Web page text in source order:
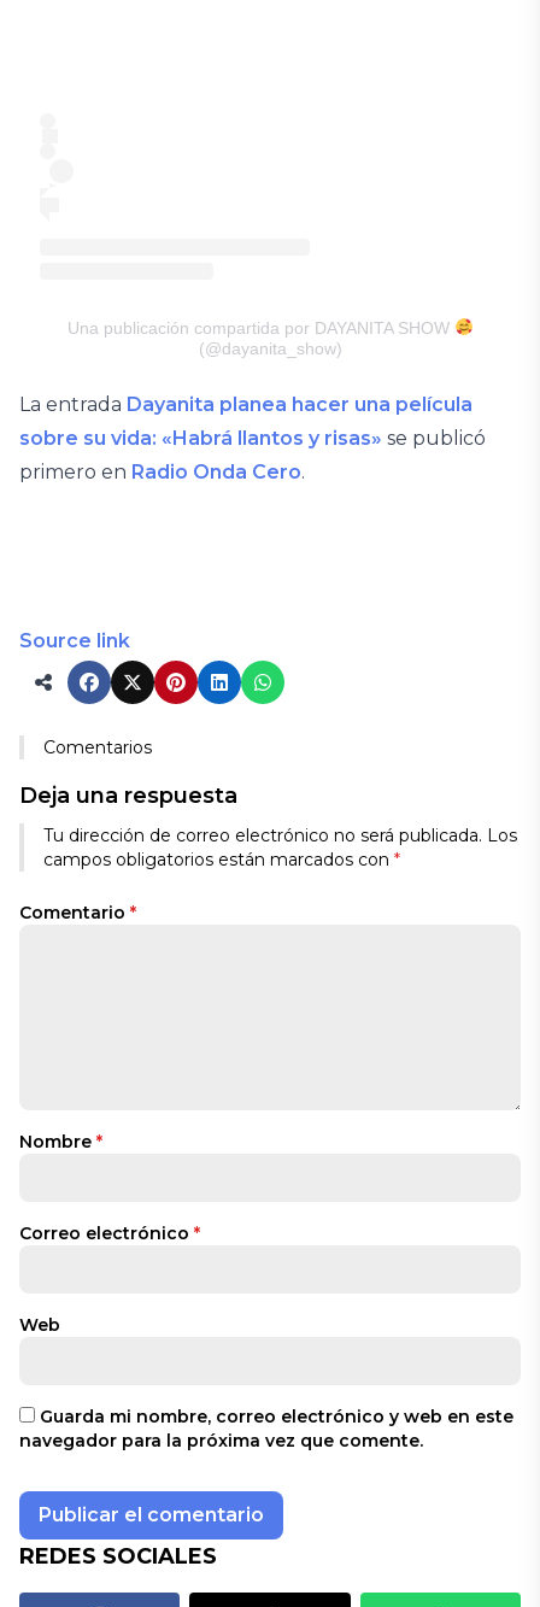
Una publicación compartida por DAYANITA SHOW
(@dayanita_show)
La entrada Dayanita planea hacer una película
sobre su vida: «Habrá llantos y risas» se publicó
primero en Radio Onda Cero.
Source link
Comentarios
Deja una respuesta
Tu dirección de correo electrónico no será publicada. Los
campos obligatorios están marcados con *
Comentario *
Nombre *
Correo electrónico *
Web
Guarda mi nombre, correo electrónico y web en este
navegador para la próxima vez que comente.
REDES SOCIALES